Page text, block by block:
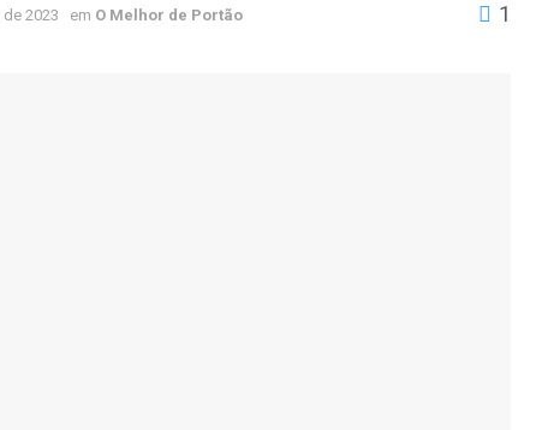
2023 em O Melhor de Portão 1